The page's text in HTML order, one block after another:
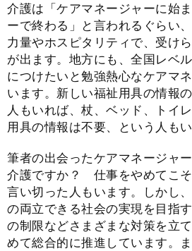
介護は「ケアマネージャーに始
ーで終わる」と言われるぐらい
力量やホスピタリティで、受け
が出ます。地方にも、全国レベ
につけたいと勉強熱心なケアマ
います。新しい福祉用具の情報
人もいれば、杖、ベッド、トイ
用具の情報は不要、という人もい
筆者の出会ったケアマネージャ
介護ですか？ 仕事をやめてこ
言い切った人もいます。しかし
の両立できる社会の実現を目指
の制限などさまざまな対策を立
めて総合的に推進しています。